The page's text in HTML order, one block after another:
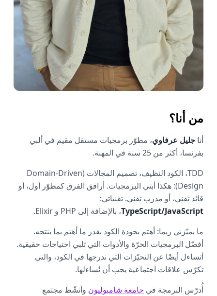
من أنا؟
أنا جليل عرفاوي، مطوّر برمجيات مستقل مقيم في ألبي
بفرنسا، أكثر من 25 سنة في المهنة.
TDD، الكود النظيف، تصميم المجالات (Domain-Driven
Design): هكذا أبني البرمجيات. أرافق الفرق كمطوّر أول، أو
قائد تقني، أو مدرب تقني. تقنياتي:
TypeScript/JavaScript، بالإضافة إلى PHP و Elixir.
ما يميّزني ربما: أهتم بجودة الكود بقدر ما أهتم بما ينتجه.
أفضّل البرمجيات الحرّة والأدوات التي تلبي احتياجات حقيقية.
أتساءل أيضًا عن التحيّزات التي ندرجها في الكود، والتي
تكرّس علاقات اجتماعية يجب أن نُساءلها.
أُدرّس البرمجة في جامعة شامبوليون وأنشّط مجتمع